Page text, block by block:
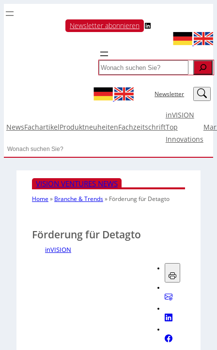
Newsletter abonnieren LinkedIn
Search
Newsletter LinkedIn
NewsFachartikelProduktneuheitenFachzeitschrift
inVISION
Top
Innovations
Search
VISION VENTURES NEWS
Home » Branche & Trends» Förderung für Detagto
Förderung für Detagto
inVISION